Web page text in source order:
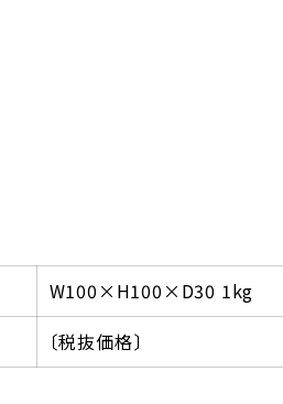
W100×H100×D30 1kg
〔税抜価格〕